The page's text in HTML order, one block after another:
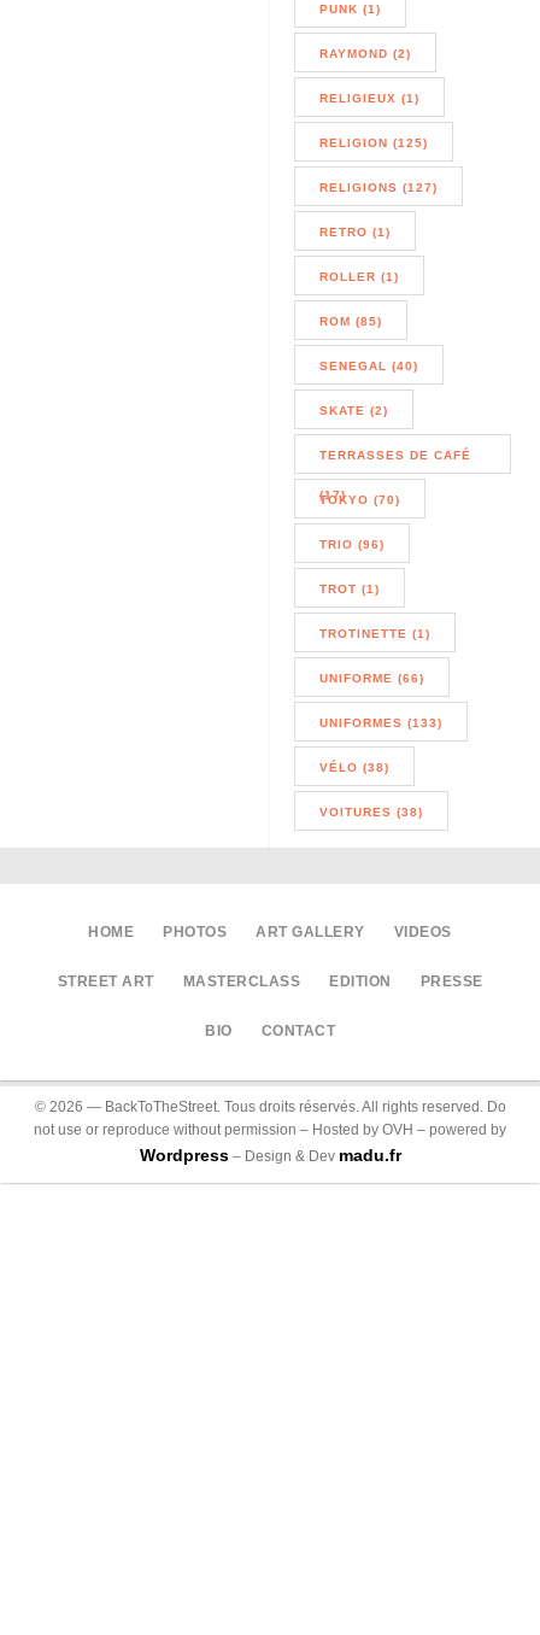
PUNK (1)
RAYMOND (2)
RELIGIEUX (1)
RELIGION (125)
RELIGIONS (127)
RETRO (1)
ROLLER (1)
ROM (85)
SENEGAL (40)
SKATE (2)
TERRASSES DE CAFÉ
(17)
TOKYO (70)
TRIO (96)
TROT (1)
TROTINETTE (1)
UNIFORME (66)
UNIFORMES (133)
VÉLO (38)
VOITURES (38)
HOME PHOTOS ART GALLERY VIDEOS
STREET ART MASTERCLASS EDITION PRESSE
BIO CONTACT
© 2026 — BackToTheStreet. Tous droits réservés. All rights reserved. Do
not use or reproduce without permission – Hosted by OVH – powered by
Wordpress– Design & Dev madu.fr